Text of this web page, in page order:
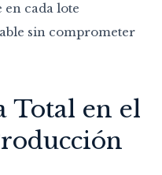
cada lote
sin comprometer
Total en el